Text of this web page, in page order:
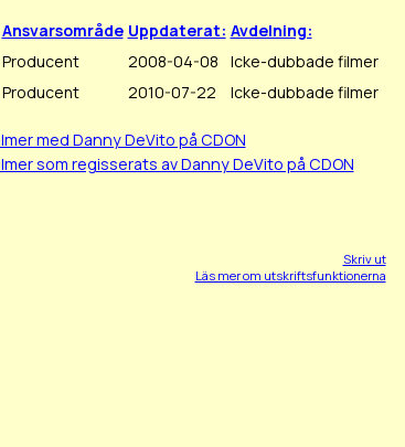
Ansvarsområde Uppdaterat: Avdelning:
Producent 2008-04-08
Icke-dubbade filmer
Producent 2010-07-22 Icke-dubbade filmer
med Danny DeVito på CDON
som regisserats av Danny DeVito på CDON
Skriv ut
Läs mer om utskriftsfunktionerna